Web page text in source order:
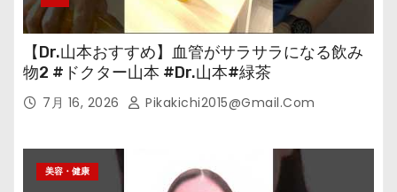
【Dr.山本おすすめ】血管がサラサラになる飲み
物2 #ドクター山本 #Dr.山本#緑茶
7月 16, 2026 Pikakichi2015@gmail.com
美容・健康